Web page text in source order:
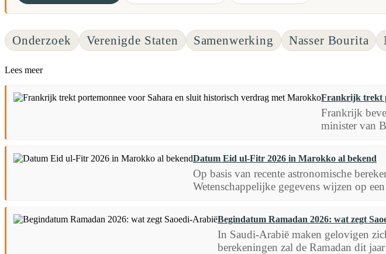
Onderzoek Verenigde Staten Samenwerking Nasser Bourita
Lees meer
Frankrijk trekt
Frankrijk
minister van
Datum Eid ul-Fitr 2026 in Marokko al bekend
Op basis van recente astronomische
Wetenschappelijke gegevens wijzen op
Begindatum Ramadan 2026: wat zegt
In Saudi-Arabië maken gelovigen
berekeningen zal de Ramadan dit